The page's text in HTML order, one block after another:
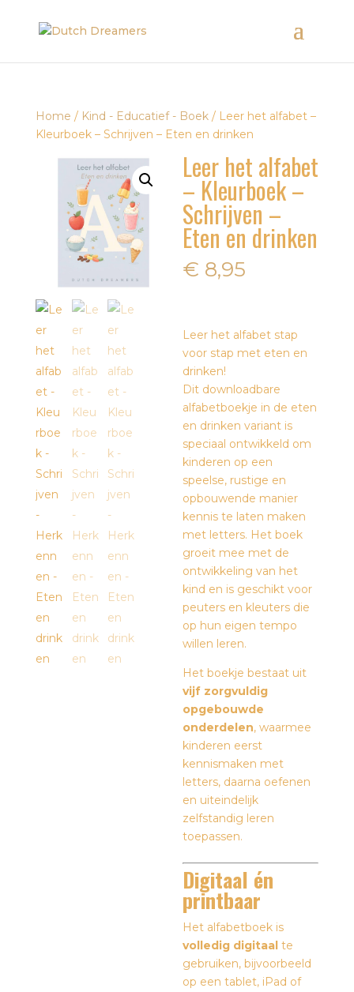
Home / Kind - Educatief - Boek/ Leer het alfabet –
Kleurboek – Schrijven – Eten en drinken
Leer het alfabet
– Kleurboek –
Schrijven –
Eten en drinken
€ 8,95
Leer het alfabet stap
voor stap met eten en
drinken!
Dit downloadbare
alfabetboekje in de eten
en drinken variant is
speciaal ontwikkeld om
kinderen op een
speelse, rustige en
opbouwende manier
kennis te laten maken
met letters. Het boek
groeit mee met de
ontwikkeling van het
kind en is geschikt voor
peuters en kleuters die
op hun eigen tempo
willen leren.
Het boekje bestaat uit
vijf zorgvuldig
opgebouwde
onderdelen, waarmee
kinderen eerst
kennismaken met
letters, daarna oefenen
en uiteindelijk
zelfstandig leren
toepassen.
Digitaal én
printbaar
Het alfabetboek is
volledig digitaal te
gebruiken, bijvoorbeeld
op een tablet, iPad of